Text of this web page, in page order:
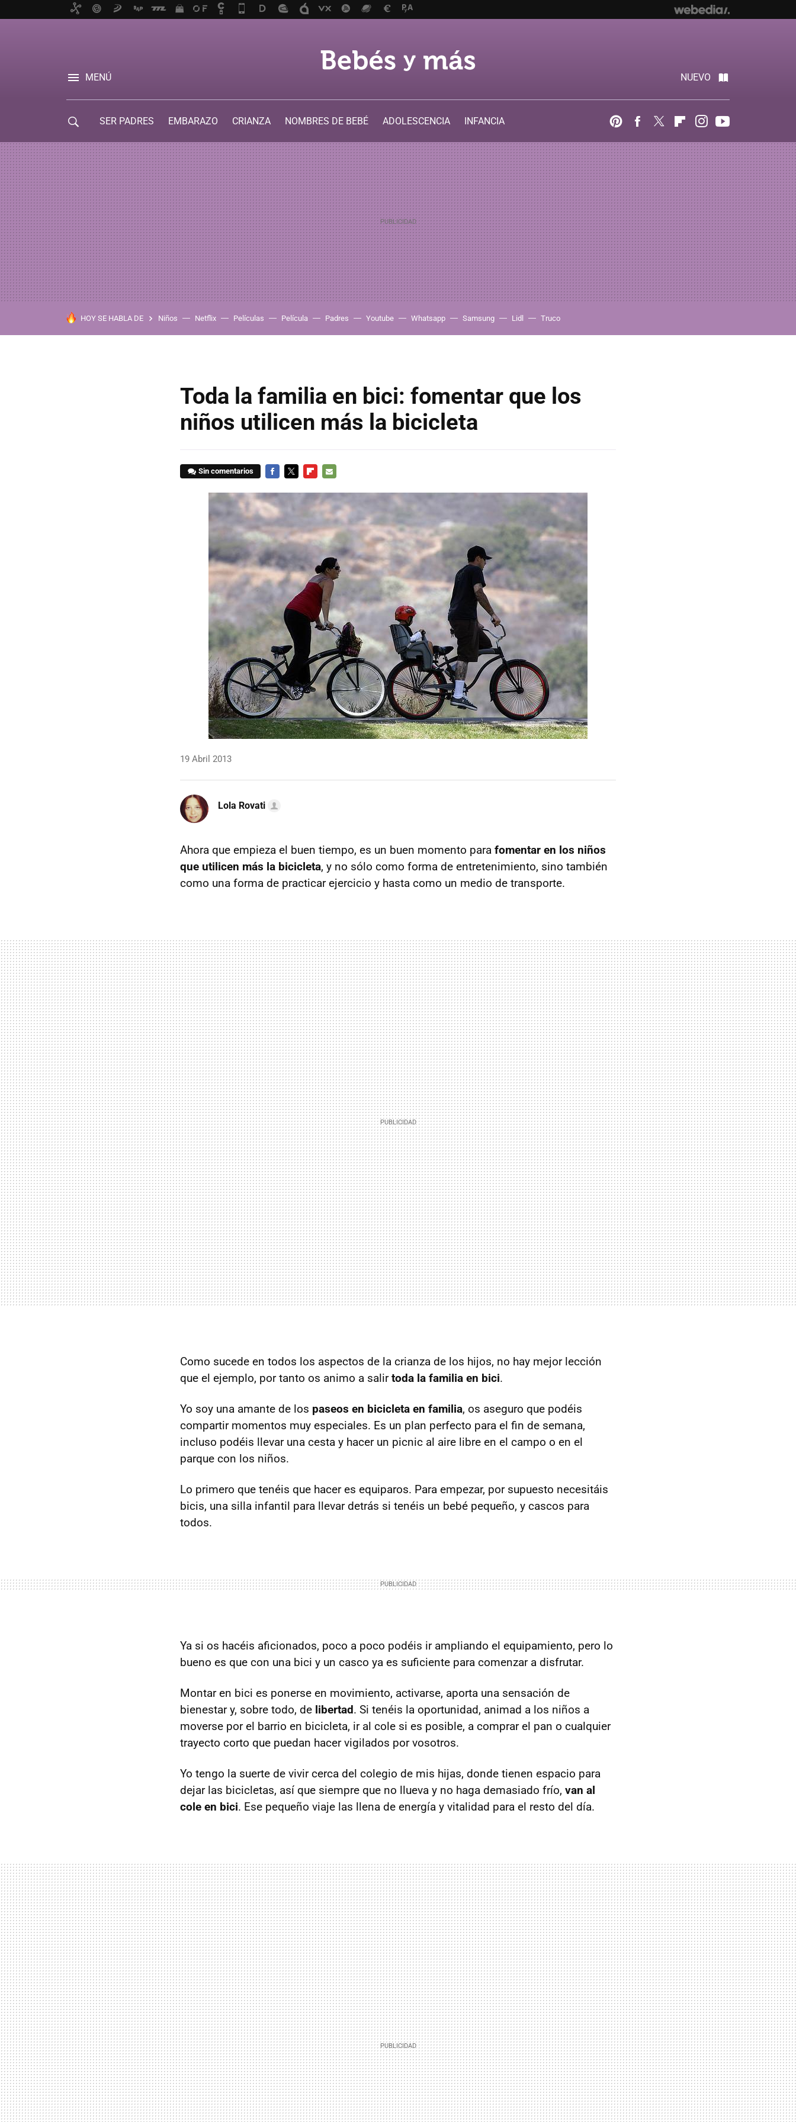
MENÚ NUEVO
SER PADRES EMBARAZO CRIANZA NOMBRES DE BEBÉ ADOLESCENCIA
INFANCIA
PinterestFacebook
Twitter FlipboardInstagram
HOY SE HABLA DE Niños Netflix Películas Película Padres Youtube Whatsapp Samsung Lidl Truco
Toda la familia en bici: fomentar que los
niños utilicen más la bicicleta
Sin comentarios
MAIL
19 Abril 2013
Lola Rovati
Ahora que empieza el buen tiempo, es un buen momento para fomentar en los niños
que utilicen más la bicicleta, y no sólo como forma de entretenimiento, sino también
como una forma de practicar ejercicio y hasta como un medio de transporte.
Como sucede en todos los aspectos de la crianza de los hijos, no hay mejor lección
que el ejemplo, por tanto os animo a salirtoda la familia en bici.
Yo soy una amante de los paseos en bicicleta en familia, os aseguro que podéis
compartir momentos muy especiales. Es un plan perfecto para el fin de semana,
incluso podéis llevar una cesta y hacer un picnic al aire libre en el campo o en el
parque con los niños.
Lo primero que tenéis que hacer es equiparos. Para empezar, por supuesto necesitáis
bicis, una silla infantil para llevar detrás si tenéis un bebé pequeño, y cascos para
todos.
Ya si os hacéis aficionados, poco a poco podéis ir ampliando el equipamiento, pero lo
bueno es que con una bici y un casco ya es suficiente para comenzar a disfrutar.
Montar en bici es ponerse en movimiento, activarse, aporta una sensación de
bienestar y, sobre todo, de libertad. Si tenéis la oportunidad, animad a los niños a
moverse por el barrio en bicicleta, ir al cole si es posible, a comprar el pan o cualquier
trayecto corto que puedan hacer vigilados por vosotros.
Yo tengo la suerte de vivir cerca del colegio de mis hijas, donde tienen espacio para
dejar las bicicletas, así que siempre que no llueva y no haga demasiado frío, van al
cole en bici. Ese pequeño viaje las llena de energía y vitalidad para el resto del día.